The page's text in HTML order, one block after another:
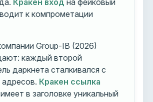
Кракен вход на фейковый
к компрометации
Group-IB (2026)
каждый второй
даркнета сталкивался с
Кракен ссылка
в заголовке уникальный